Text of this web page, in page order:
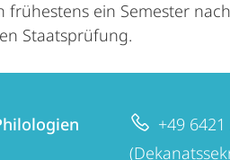
ein Semester
Staatsprüfung.
+49